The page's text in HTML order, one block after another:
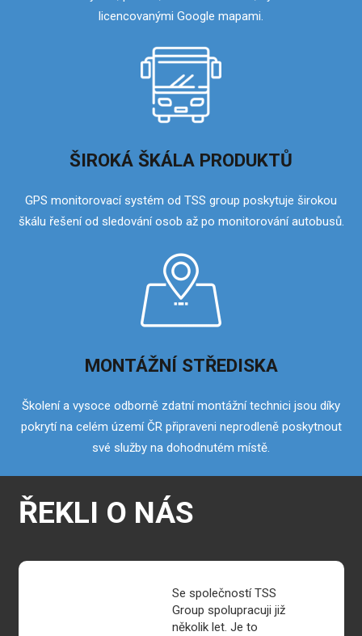
licencovanými Google mapami.
ŠIROKÁ ŠKÁLA PRODUKTŮ
GPS monitorovací systém od TSS group poskytuje širokou
škálu řešení od sledování osob až po monitorování autobusů.
MONTÁŽNÍ STŘEDISKA
Školení a vysoce odborně zdatní montážní technici jsou díky
pokrytí na celém území ČR připraveni neprodleně poskytnout
své služby na dohodnutém místě.
ŘEKLI O NÁS
Se společností TSS
Group spolupracuji již
několik let. Je to